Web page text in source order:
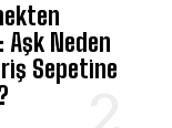
Aşk Neden
Sepetine